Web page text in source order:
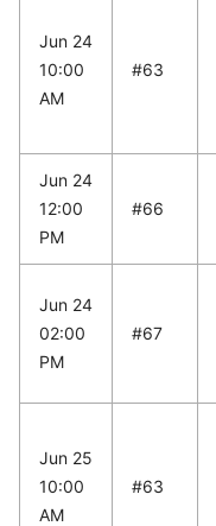
Jun 24
10:00
AM
#63
Jun 24
12:00
PM
#66
Jun 24
02:00
PM
#67
Jun 25
10:00
AM
#63